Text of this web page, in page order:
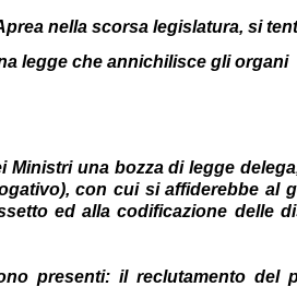
nella scorsa legislatura, si
legge che annichilisce gli organi
una bozza di legge
con cui si affiderebbe al
ed alla codificazione delle
presenti: il reclutamento del